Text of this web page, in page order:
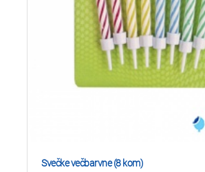
Svečke večbarvne (8 kom)